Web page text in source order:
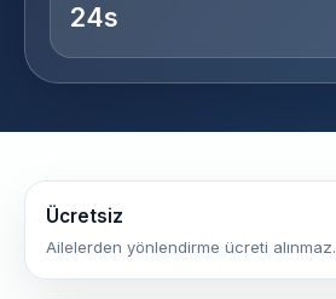
24s
Ücretsiz
Ailelerden yönlendirme ücreti alınmaz.